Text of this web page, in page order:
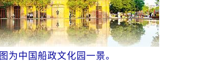
图为中国船政文化园一景。